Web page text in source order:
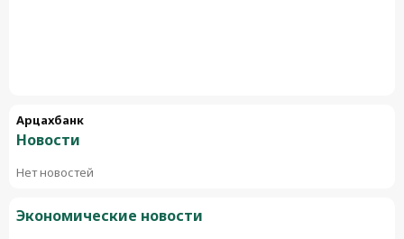
Арцахбанк
Новости
Нет новостей
Экономические новости